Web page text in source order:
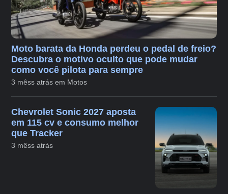
Moto barata da Honda perdeu o pedal de freio?
Descubra o motivo oculto que pode mudar
como você pilota para sempre
3 mêss atrás em Motos
Chevrolet Sonic 2027 aposta
em 115 cv e consumo melhor
que Tracker
3 mêss atrás